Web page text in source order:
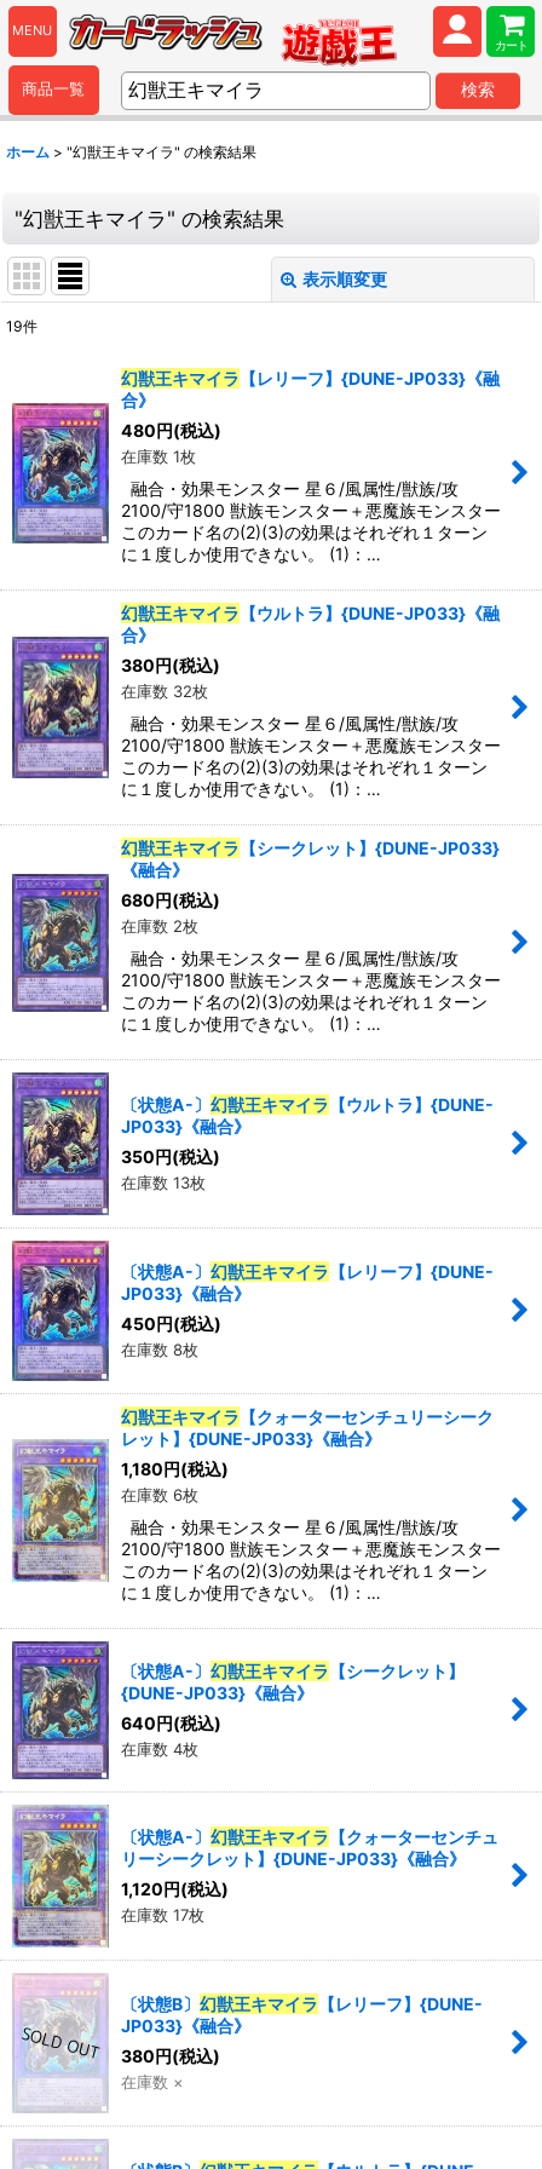
MENU
カート
商品一覧 検索
ホーム > "幻獣王キマイラ" の検索結果
"幻獣王キマイラ" の検索結果
表示順変更
表示数:
並び順:
カテゴリ:
19件
幻獣王キマイラ 【レリーフ】{DUNE-JP033}《融
合》
480円(税込)
在庫数 1枚
融合・効果モンスター 星６/風属性/獣族/攻
2100/守1800 獣族モンスター＋悪魔族モンスター
このカード名の(2)(3)の効果はそれぞれ１ターン
に１度しか使用できない。 (1)：…
幻獣王キマイラ 【ウルトラ】{DUNE-JP033}《融
合》
380円(税込)
在庫数 32枚
融合・効果モンスター 星６/風属性/獣族/攻
2100/守1800 獣族モンスター＋悪魔族モンスター
このカード名の(2)(3)の効果はそれぞれ１ターン
に１度しか使用できない。 (1)：…
幻獣王キマイラ 【シークレット】{DUNE-JP033}
《融合》
680円(税込)
在庫数 2枚
融合・効果モンスター 星６/風属性/獣族/攻
2100/守1800 獣族モンスター＋悪魔族モンスター
このカード名の(2)(3)の効果はそれぞれ１ターン
に１度しか使用できない。 (1)：…
〔状態A-〕 幻獣王キマイラ 【ウルトラ】{DUNE-
JP033}《融合》
350円(税込)
在庫数 13枚
〔状態A-〕 幻獣王キマイラ 【レリーフ】{DUNE-
JP033}《融合》
450円(税込)
在庫数 8枚
幻獣王キマイラ 【クォーターセンチュリーシーク
レット】{DUNE-JP033}《融合》
1,180円(税込)
在庫数 6枚
融合・効果モンスター 星６/風属性/獣族/攻
2100/守1800 獣族モンスター＋悪魔族モンスター
このカード名の(2)(3)の効果はそれぞれ１ターン
に１度しか使用できない。 (1)：…
〔状態A-〕 幻獣王キマイラ 【シークレット】
{DUNE-JP033}《融合》
640円(税込)
在庫数 4枚
〔状態A-〕 幻獣王キマイラ 【クォーターセンチュ
リーシークレット】{DUNE-JP033}《融合》
1,120円(税込)
在庫数 17枚
〔状態B〕 幻獣王キマイラ 【レリーフ】{DUNE-
JP033}《融合》
380円(税込)
在庫数 ×